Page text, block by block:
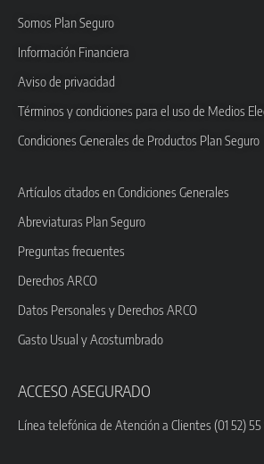
Somos Plan Seguro
Información Financiera
Aviso de privacidad
Términos y condiciones para el uso de Medios
Condiciones Generales de Productos Plan Seguro
Artículos citados en Condiciones Generales
Abreviaturas Plan Seguro
Preguntas frecuentes
Derechos ARCO
Datos Personales y Derechos ARCO
Gasto Usual y Acostumbrado
ACCESO ASEGURADO
Línea telefónica de Atención a Clientes (01 52)